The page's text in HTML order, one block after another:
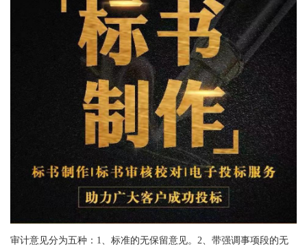
审计意见分为五种：1、标准的无保留意见。2、带强调事项段的无